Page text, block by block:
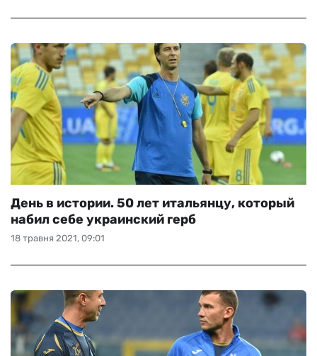
18 травня 2021, 09:01
День в истории. 50 лет итальянцу, который
набил себе украинский герб